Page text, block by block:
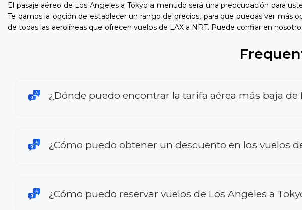
El pasaje aéreo de Los Angeles a Tokyo a menudo será una preocupación para
Te damos la opción de establecer un rango de precios, para que puedas ver
de todas las aerolíneas que ofrecen vuelos de LAX a NRT. Puede confiar en
¿Dónde puedo encontrar la tarifa aérea más baja de
¿Cómo puedo obtener un descuento en los vuelos
¿Cómo puedo reservar vuelos de Los Angeles a